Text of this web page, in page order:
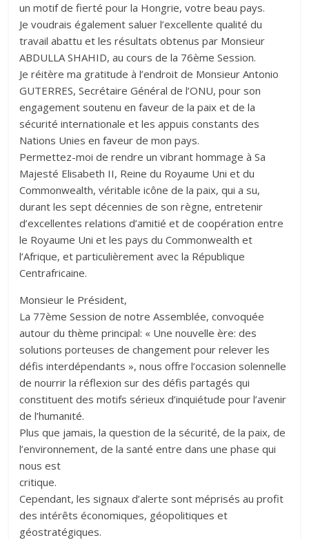
un motif de fierté pour la Hongrie, votre beau pays.
Je voudrais également saluer l’excellente qualité du
travail abattu et les résultats obtenus par Monsieur
ABDULLA SHAHID, au cours de la 76ème Session.
Je réitère ma gratitude à l’endroit de Monsieur Antonio
GUTERRES, Secrétaire Général de l’ONU, pour son
engagement soutenu en faveur de la paix et de la
sécurité internationale et les appuis constants des
Nations Unies en faveur de mon pays.
Permettez-moi de rendre un vibrant hommage à Sa
Majesté Elisabeth II, Reine du Royaume Uni et du
Commonwealth, véritable icône de la paix, qui a su,
durant les sept décennies de son règne, entretenir
d’excellentes relations d’amitié et de coopération entre
le Royaume Uni et les pays du Commonwealth et
l’Afrique, et particulièrement avec la République
Centrafricaine.
Monsieur le Président,
La 77ème Session de notre Assemblée, convoquée
autour du thème principal: « Une nouvelle ère: des
solutions porteuses de changement pour relever les
défis interdépendants », nous offre l’occasion solennelle
de nourrir la réflexion sur des défis partagés qui
constituent des motifs sérieux d’inquiétude pour l’avenir
de l’humanité.
Plus que jamais, la question de la sécurité, de la paix, de
l’environnement, de la santé entre dans une phase qui
nous est
critique.
Cependant, les signaux d’alerte sont méprisés au profit
des intérêts économiques, géopolitiques et
géostratégiques.